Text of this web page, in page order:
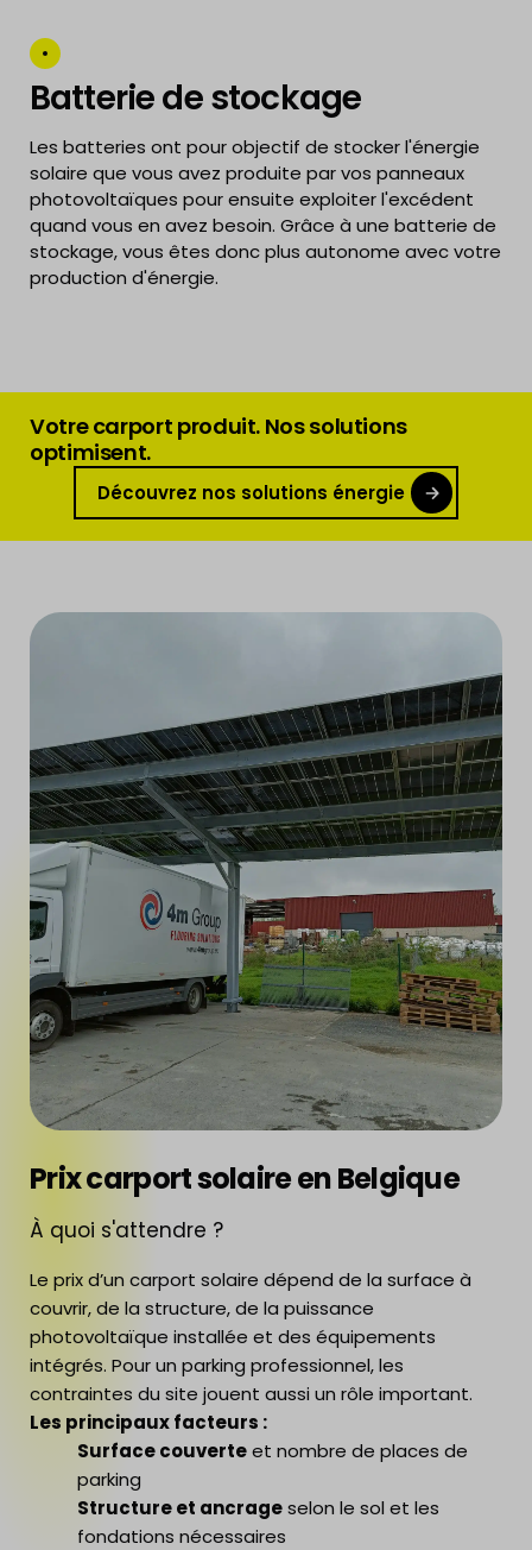
Batterie de stockage
Les batteries ont pour objectif de stocker l'énergie
solaire que vous avez produite par vos panneaux
photovoltaïques pour ensuite exploiter l'excédent
quand vous en avez besoin. Grâce à une batterie de
stockage, vous êtes donc plus autonome avec votre
production d'énergie.
Votre carport produit. Nos solutions
optimisent.
Découvrez nos solutions énergie
Prix carport solaire en Belgique
À quoi s'attendre ?
Le prix d’un carport solaire dépend de la surface à
couvrir, de la structure, de la puissance
photovoltaïque installée et des équipements
intégrés. Pour un parking professionnel, les
contraintes du site jouent aussi un rôle important.
Les principaux facteurs :
Surface couverteet nombre de places de
parking
Structure et ancrageselon le sol et les
fondations nécessaires